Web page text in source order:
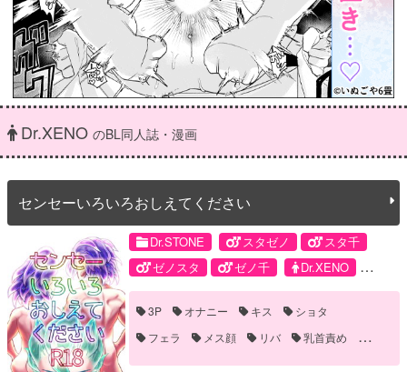
Dr.XENO のBL同人誌・漫画
センセーいろいろおしえてください
Dr.STONE スタゼノ
スタ千
ゼノスタ
ゼノ千
Dr.XENO
スタンリー・スナイダー
石神千空
3P オナニー キス
ショタ
フェラ
メス顔 リバ
乳首責め
兜合わせ
口内射精 対面座位
手コキ